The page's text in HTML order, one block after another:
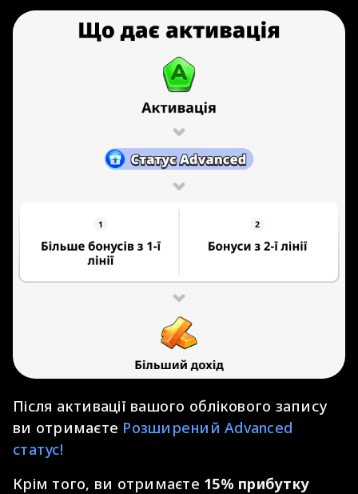
Після активації вашого облікового запису
ви отримаєте Розширений Advanced
статус!
Крім того, ви отримаєте 15% прибутку